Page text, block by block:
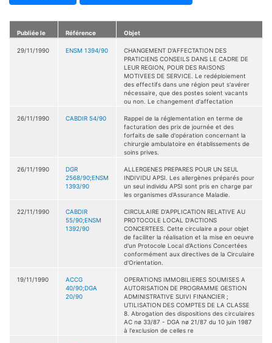
Publiée le Référence Objet
29/11/1990 ENSM 1394/90
CHANGEMENT D'AFFECTATION DES
PRATICIENS CONSEILS DANS LE CADRE DE
LEUR REGION, POUR DES RAISONS
MOTIVEES DE SERVICE. Le redéploiement
des effectifs dans une région peut s'avérer
nécessaire, que des postes soient vacants
ou non. Le changement d'affectation
26/11/1990 CABDIR 54/90
Rappel de la réglementation en terme de
facturation des prix de journée et des
forfaits de salle d'opération concernant la
chirurgie ambulatoire en établissements de
soins prives.
26/11/1990
DGR
2568/90;ENSM
1393/90
ALLERGENES PREPARES POUR UN SEUL
INDIVIDU APSI. Les allergènes préparés pour
un seul individu APSI sont pris en charge par
les organismes d'Assurance Maladie.
22/11/1990
CABDIR
55/90;ENSM
1392/90
CIRCULAIRE D'APPLICATION RELATIVE AU
PROTOCOLE LOCAL D'ACTIONS
CONCERTEES. Cette circulaire a pour objet
de faciliter la réalisation et la mise en oeuvre
d'un Protocole Local d'Actions Concertées
conformément aux directives de la Circulaire
d'Orientation.
19/11/1990
ACCG
40/90;DGA
20/90
OPERATIONS IMMOBILIERES SOUMISES A
AUTORISATION DE PROGRAMME GESTION
ADMINISTRATIVE SUIVI FINANCIER ;
UTILISATION DES COMPTES DE LA CLASSE
8. Abrogation des dispositions des circulaires
AC nø 33/87 - DGA nø 21/87 du 10 juin 1987
à l'exclusion de celles re